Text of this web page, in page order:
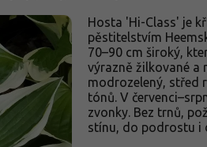
Hosta 'Hi-Class' je
pěstitelstvím
70–90 cm široký,
výrazně žilkované a
modrozelený, střed
tónů. V
zvonky. Bez trnů,
stínu, do podrostu i